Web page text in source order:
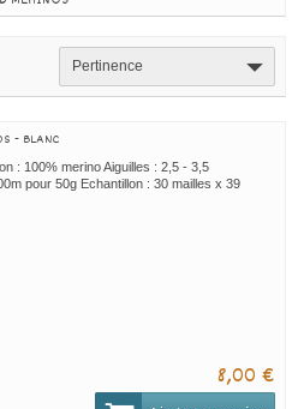
Pertinence
- BLANC
: 100% merino Aiguilles : 2,5 - 3,5
pour 50g Echantillon : 30 mailles x 39
8,00 €